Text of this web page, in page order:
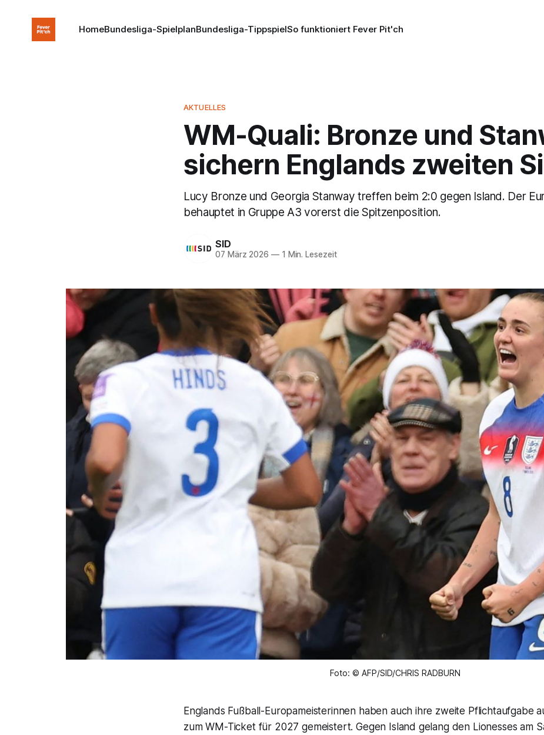
HomeBundesliga-SpielplanBundesliga-TippspielSo funktioniert Fever Pit'ch
AKTUELLES
WM-Quali: Bronze und
sichern Englands zweiten
Lucy Bronze und Georgia Stanway treffen beim 2:0 gegen Island. Der
behauptet in Gruppe A3 vorerst die Spitzenposition.
SID
07 März 2026 —1 Min. Lesezeit
Foto: © AFP/SID/CHRIS RADBURN
Englands Fußball-Europameisterinnen haben auch ihre zweite Pflichtaufgabe
zum WM-Ticket für 2027 gemeistert. Gegen Island gelang den Lionesses am